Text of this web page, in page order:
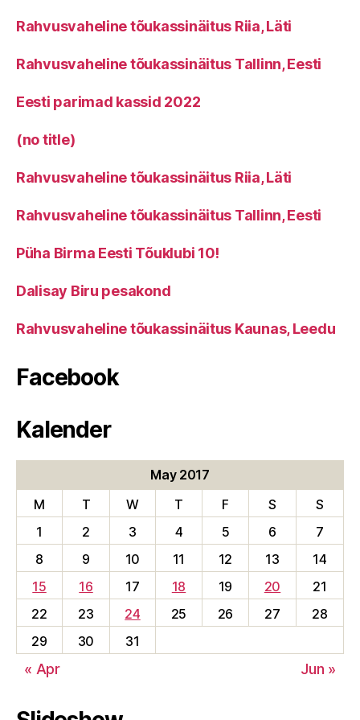
Rahvusvaheline tõukassinäitus Riia, Läti
Rahvusvaheline tõukassinäitus Tallinn, Eesti
Eesti parimad kassid 2022
(no title)
Rahvusvaheline tõukassinäitus Riia, Läti
Rahvusvaheline tõukassinäitus Tallinn, Eesti
Püha Birma Eesti Tõuklubi 10!
Dalisay Biru pesakond
Rahvusvaheline tõukassinäitus Kaunas, Leedu
Facebook
Kalender
May 2017
M
T W T F S
S
1
2 3 4 5 6
7
8
9 10 11 12 13
14
15
16 17 18 19 20
21
22
23 24 25 26 27
28
29
30 31
« Apr Jun »